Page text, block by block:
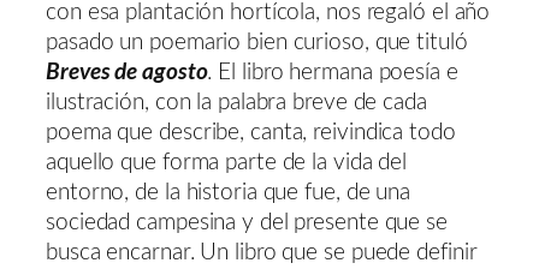
con esa plantación hortícola, nos regaló el año
pasado un poemario bien curioso, que tituló
Breves de agosto. El libro hermana poesía e
ilustración, con la palabra breve de cada
poema que describe, canta, reivindica todo
aquello que forma parte de la vida del
entorno, de la historia que fue, de una
sociedad campesina y del presente que se
busca encarnar. Un libro que se puede definir